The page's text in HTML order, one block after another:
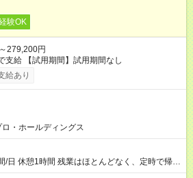
験OK
279,200円
残業代1分単位で支給 【試用期間】試用期間なし
給あり
・ホールディングス
はほとんどなく、定時で帰れ
です。 毎日の業務は進捗管理や事務が中心な